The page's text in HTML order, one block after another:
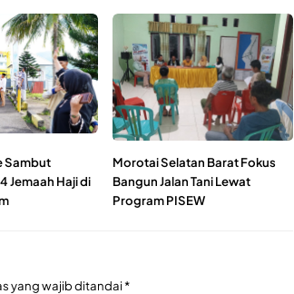
Sambut
Jemaah Haji di
Morotai Selatan Barat Fokus
Bangun Jalan Tani Lewat
Program PISEW
yang wajib ditandai*